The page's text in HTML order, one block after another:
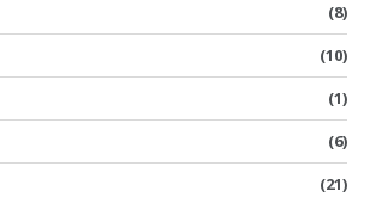
(8)
(10)
(1)
(6)
(21)